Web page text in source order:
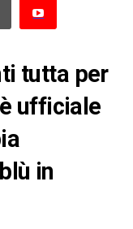
tutta per
ufficiale
in